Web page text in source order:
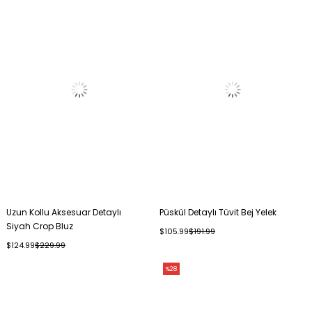
Uzun Kollu Aksesuar Detaylı
Siyah Crop Bluz
$124.99$229.99
Püskül Detaylı Tüvit Bej Yelek
$105.99$191.99
%28